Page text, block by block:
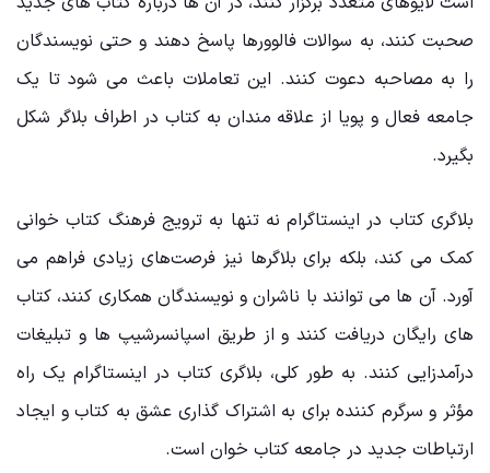
صحبت کنند، به سوالات فالوورها پاسخ دهند و حتی نویسندگان
را به مصاحبه دعوت کنند. این تعاملات باعث می ‌شود تا یک
جامعه فعال و پویا از علاقه‌ مندان به کتاب در اطراف بلاگر شکل
بگیرد.
بلاگری کتاب در اینستاگرام نه تنها به ترویج فرهنگ کتاب ‌خوانی
کمک می ‌کند، بلکه برای بلاگرها نیز فرصت‌های زیادی فراهم می
‌آورد. آن ‌ها می ‌توانند با ناشران و نویسندگان همکاری کنند، کتاب‌
های رایگان دریافت کنند و از طریق اسپانسرشیپ ‌ها و تبلیغات
درآمدزایی کنند. به طور کلی، بلاگری کتاب در اینستاگرام یک راه
مؤثر و سرگرم ‌کننده برای به اشتراک ‌گذاری عشق به کتاب و ایجاد
ارتباطات جدید در جامعه کتاب‌ خوان است.